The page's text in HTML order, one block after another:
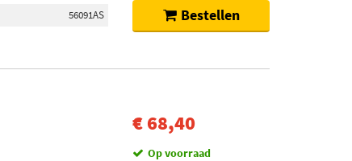
56091AS Bestellen
€ 68,40
Op voorraad